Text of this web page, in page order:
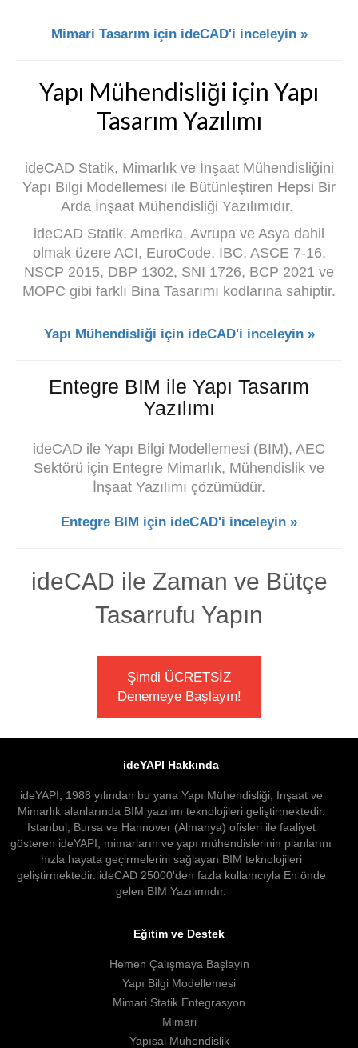
Mimari Tasarım için ideCAD'i inceleyin »
Yapı Mühendisliği için Yapı
Tasarım Yazılımı
ideCAD Statik, Mimarlık ve İnşaat Mühendisliğini
Yapı Bilgi Modellemesi ile Bütünleştiren Hepsi Bir
Arda İnşaat Mühendisliği Yazılımıdır.
ideCAD Statik, Amerika, Avrupa ve Asya dahil
olmak üzere ACI, EuroCode, IBC, ASCE 7-16,
NSCP 2015, DBP 1302, SNI 1726, BCP 2021 ve
MOPC gibi farklı Bina Tasarımı kodlarına sahiptir.
Yapı Mühendisliği için ideCAD'i inceleyin »
Entegre BIM ile Yapı Tasarım
Yazılımı
ideCAD ile Yapı Bilgi Modellemesi (BIM), AEC
Sektörü için Entegre Mimarlık, Mühendislik ve
İnşaat Yazılımı çözümüdür.
Entegre BIM için ideCAD'i inceleyin »
ideCAD ile Zaman ve Bütçe
Tasarrufu Yapın
Şimdi ÜCRETSİZ
Denemeye Başlayın!
ideYAPI Hakkında
ideYAPI, 1988 yılından bu yana Yapı Mühendisliği, İnşaat ve
Mimarlık alanlarında BIM yazılım teknolojileri geliştirmektedir.
İstanbul, Bursa ve Hannover (Almanya) ofisleri ile faaliyet
gösteren ideYAPI, mimarların ve yapı mühendislerinin planlarını
hızla hayata geçirmelerini sağlayan BIM teknolojileri
geliştirmektedir. ideCAD 25000'den fazla kullanıcıyla En önde
gelen BIM Yazılımıdır.
Eğitim ve Destek
Hemen Çalışmaya Başlayın
Yapı Bilgi Modellemesi
Mimari Statik Entegrasyon
Mimari
Yapısal Mühendislik